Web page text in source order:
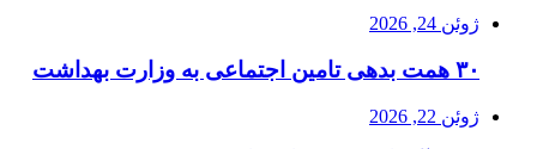
ژوئن 24, 2026
۳۰ همت بدهی تامین اجتماعی به وزارت بهداشت
ژوئن 22, 2026